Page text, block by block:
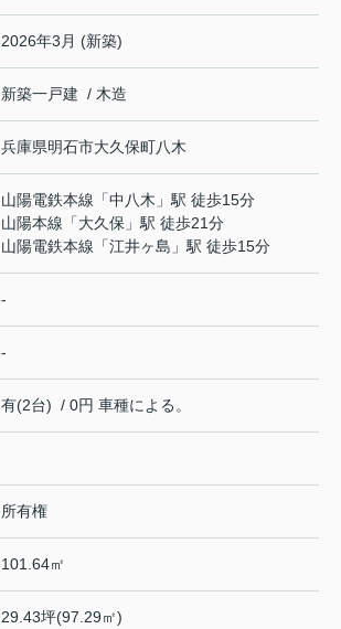
2026年3月 (新築)
新築一戸建 / 木造
兵庫県明石市大久保町八木
山陽電鉄本線 「中八木 」駅 徒歩15分
山陽本線 「大久保 」駅 徒歩21分
山陽電鉄本線 「江井ヶ島 」駅 徒歩15分
-
-
有(2台) / 0円 車種による。
所有権
101.64㎡
29.43坪(97.29㎡)